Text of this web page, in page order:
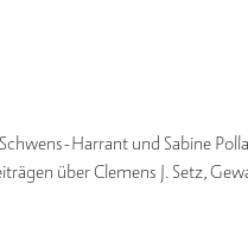
Harrant und Sabine
über Clemens J. Setz,